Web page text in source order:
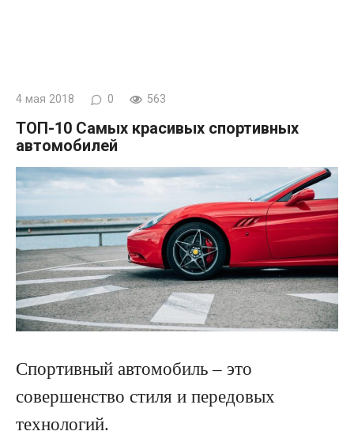
4 мая 2018 0 563
ТОП-10 Самых красивых спортивных
автомобилей
Спортивный автомобиль – это
совершенство стиля и передовых
технологий.